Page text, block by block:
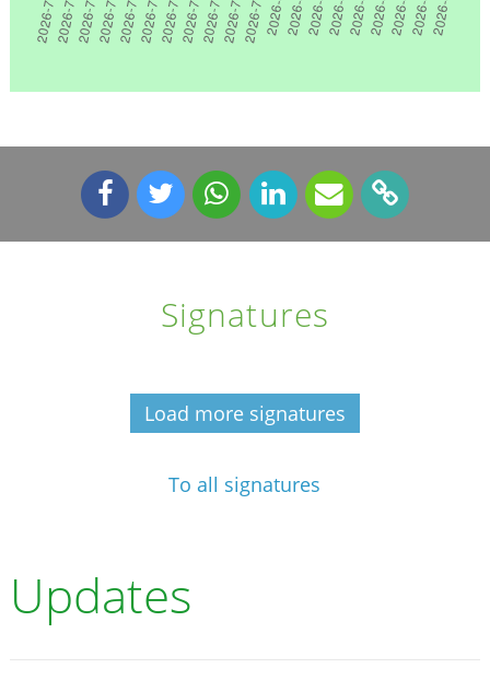
Signatures
Load more signatures
To all signatures
Updates